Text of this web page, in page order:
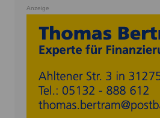
Anzeige